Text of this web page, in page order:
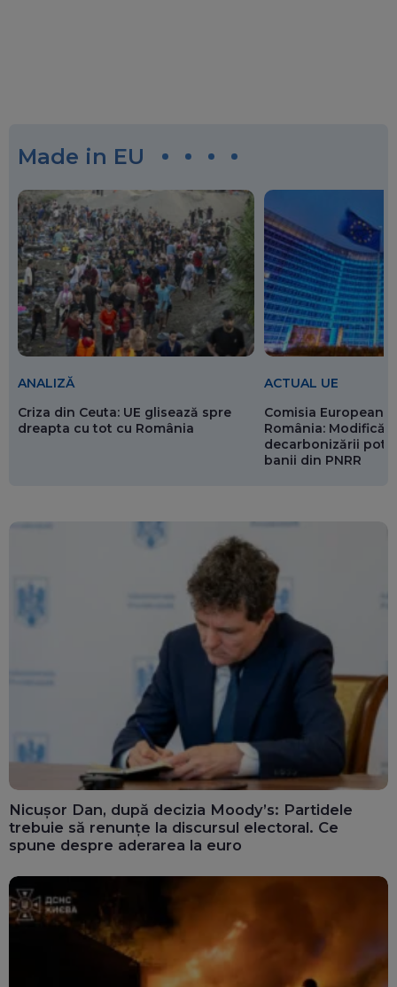
Made in EU
ANALIZĂ
Criza din Ceuta: UE glisează spre
dreapta cu tot cu România
ACTUAL UE
Comisia Europeană
România:
decarbonizării pot
banii din PNRR
Nicușor Dan, după decizia Moody’s: Partidele
trebuie să renunțe la discursul electoral. Ce
spune despre aderarea la euro